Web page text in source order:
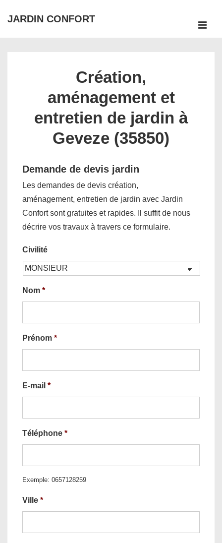
passer
JARDIN CONFORT
Création,
aménagement et
entretien de jardin à
Geveze (35850)
Demande de devis jardin
Les demandes de devis création,
aménagement, entretien de jardin avec Jardin
Confort sont gratuites et rapides. Il suffit de nous
décrire vos travaux à travers ce formulaire.
Civilité
Nom *
Prénom *
E-mail *
Téléphone *
Exemple: 0657128259
Ville *